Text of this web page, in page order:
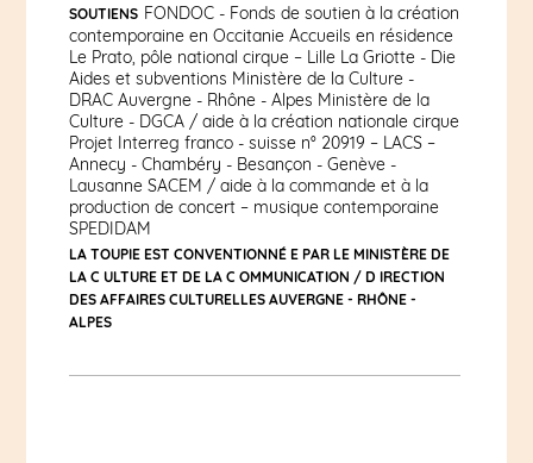
SOUTIENS FONDOC - Fonds de soutien à la création
contemporaine en Occitanie Accueils en résidence
Le Prato, pôle national cirque – Lille La Griotte - Die
Aides et subventions Ministère de la Culture -
DRAC Auvergne - Rhône - Alpes Ministère de la
Culture - DGCA / aide à la création nationale cirque
Projet Interreg franco - suisse n° 20919 – LACS –
Annecy - Chambéry - Besançon - Genève -
Lausanne SACEM / aide à la commande et à la
production de concert – musique contemporaine
SPEDIDAM
LA TOUPIE EST CONVENTIONNÉ E PAR LE MINISTÈRE DE
LA C ULTURE ET DE LA C OMMUNICATION / D IRECTION
DES AFFAIRES CULTURELLES AUVERGNE - RHÔNE -
ALPES